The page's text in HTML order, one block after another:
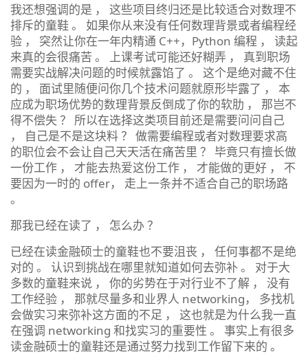
我还想强调的是 ， 这些项目终归还是比较适合对数理不
排斥的童鞋 。 如果你从来没有任何数理背景或者编程经
验 ， 突然让你在一年内精通 C++，Python 编程 ， 读起
来真的会很痛苦 。 上课考试可能还好糊弄 ， 真到职场
需要实战解决问题的时候就露馅了 。 这个是绝对藏不住
的 ， 面试里随便问你几个技术问题就原形毕露了 ， 本
应成为职场优势的数理背景反倒成了你的软肋 ， 那岂不
得不偿失 ？ 所以在选择这类项目前还是需要问问自己
， 自己是不是这块料 ？ 做需要编程或者对数理要求高
的职位会不会让自己天天活在痛苦里 ？ 毕竟只有擅长做
一份工作 ， 才能去热爱这份工作 ， 才能做的更好 ， 不
要因为一时的 offer， 走上一条并不适合自己的职场路
。
那我已经在读了 ， 怎么办 ？
已经在读金融硕士的童鞋也不要沮丧 ， 任何事都不是绝
对的 。 认识到挑战在哪里就知道如何去弥补 。 对于大
多数的童鞋来说 ， 你的劣势在于对行业不了解 ， 没有
工作经验 ， 那就尽量多和业界人 networking， 多找机
会做实习来弥补这方面的不足 ， 这也就是为什么我一直
在强调 networking 和找实习的重要性 。 事实上有很多
读金融硕士的童鞋还是通过努力找到工作留下来的 。